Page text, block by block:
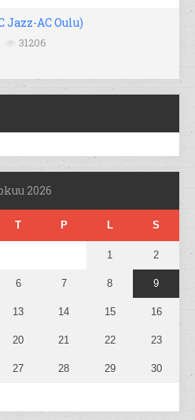
Jazz-AC Oulu)
31206
2026
T P L S
1 2
6 7 8 9
13 14 15 16
20 21 22 23
27 28 29 30